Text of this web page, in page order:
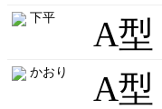
下平 A型
かおり A型